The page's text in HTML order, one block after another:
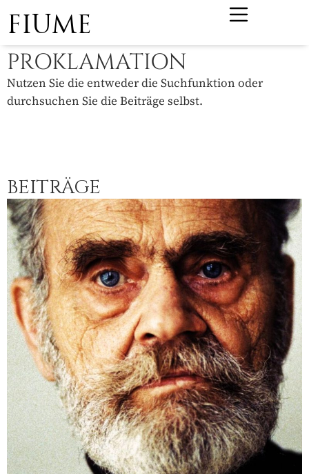
FIUME
PROKLAMATION
Nutzen Sie die entweder die Suchfunktion oder
durchsuchen Sie die Beiträge selbst.
BEITRÄGE